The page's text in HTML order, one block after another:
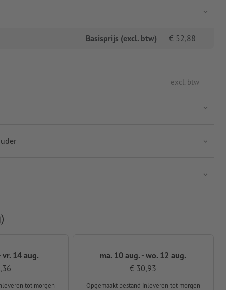
Basisprijs (excl. btw) € 52,88
excl. btw
vr. 14 aug.
tot morgen
ma. 10 aug. - wo. 12 aug.
€ 30,93
Opgemaakt bestand inleveren tot morgen